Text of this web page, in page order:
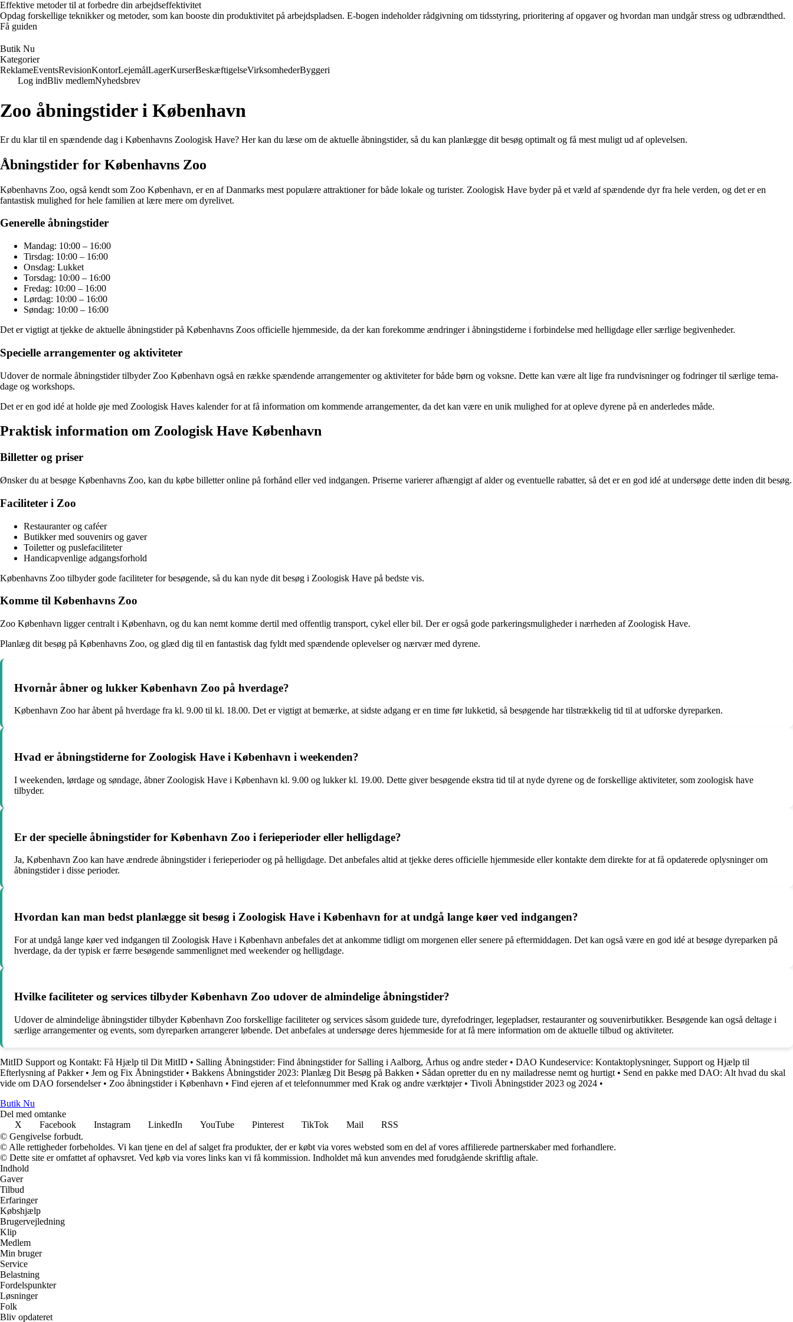
Effektive metoder til at forbedre din arbejdseffektivitet
Opdag forskellige teknikker og metoder, som kan booste din produktivitet på arbejdspladsen. E-bogen indeholder rådgivning om tidsstyring, prioritering af opgaver og hvordan man undgår stress og udbrændthed.
Få guiden
Butik Nu
Kategorier
ReklameEventsRevisionKontorLejemålLagerKurserBeskæftigelseVirksomhederByggeri
Log indBliv medlemNyhedsbrev
Zoo åbningstider i København
Er du klar til en spændende dag i Københavns Zoologisk Have? Her kan du læse om de aktuelle åbningstider, så du kan planlægge dit besøg optimalt og få mest muligt ud af oplevelsen.
Åbningstider for Københavns Zoo
Københavns Zoo, også kendt som Zoo København, er en af Danmarks mest populære attraktioner for både lokale og turister. Zoologisk Have byder på et væld af spændende dyr fra hele verden, og det er en
fantastisk mulighed for hele familien at lære mere om dyrelivet.
Generelle åbningstider
Mandag: 10:00 – 16:00
Tirsdag: 10:00 – 16:00
Onsdag: Lukket
Torsdag: 10:00 – 16:00
Fredag: 10:00 – 16:00
Lørdag: 10:00 – 16:00
Søndag: 10:00 – 16:00
Det er vigtigt at tjekke de aktuelle åbningstider på Københavns Zoos officielle hjemmeside, da der kan forekomme ændringer i åbningstiderne i forbindelse med helligdage eller særlige begivenheder.
Specielle arrangementer og aktiviteter
Udover de normale åbningstider tilbyder Zoo København også en række spændende arrangementer og aktiviteter for både børn og voksne. Dette kan være alt lige fra rundvisninger og fodringer til særlige tema-
dage og workshops.
Det er en god idé at holde øje med Zoologisk Haves kalender for at få information om kommende arrangementer, da det kan være en unik mulighed for at opleve dyrene på en anderledes måde.
Praktisk information om Zoologisk Have København
Billetter og priser
Ønsker du at besøge Københavns Zoo, kan du købe billetter online på forhånd eller ved indgangen. Priserne varierer afhængigt af alder og eventuelle rabatter, så det er en god idé at undersøge dette inden dit besøg.
Faciliteter i Zoo
Restauranter og caféer
Butikker med souvenirs og gaver
Toiletter og puslefaciliteter
Handicapvenlige adgangsforhold
Københavns Zoo tilbyder gode faciliteter for besøgende, så du kan nyde dit besøg i Zoologisk Have på bedste vis.
Komme til Københavns Zoo
Zoo København ligger centralt i København, og du kan nemt komme dertil med offentlig transport, cykel eller bil. Der er også gode parkeringsmuligheder i nærheden af Zoologisk Have.
Planlæg dit besøg på Københavns Zoo, og glæd dig til en fantastisk dag fyldt med spændende oplevelser og nærvær med dyrene.
Hvornår åbner og lukker København Zoo på hverdage?
København Zoo har åbent på hverdage fra kl. 9.00 til kl. 18.00. Det er vigtigt at bemærke, at sidste adgang er en time før lukketid, så besøgende har tilstrækkelig tid til at udforske dyreparken.
Hvad er åbningstiderne for Zoologisk Have i København i weekenden?
I weekenden, lørdage og søndage, åbner Zoologisk Have i København kl. 9.00 og lukker kl. 19.00. Dette giver besøgende ekstra tid til at nyde dyrene og de forskellige aktiviteter, som zoologisk have
tilbyder.
Er der specielle åbningstider for København Zoo i ferieperioder eller helligdage?
Ja, København Zoo kan have ændrede åbningstider i ferieperioder og på helligdage. Det anbefales altid at tjekke deres officielle hjemmeside eller kontakte dem direkte for at få opdaterede oplysninger om
åbningstider i disse perioder.
Hvordan kan man bedst planlægge sit besøg i Zoologisk Have i København for at undgå lange køer ved indgangen?
For at undgå lange køer ved indgangen til Zoologisk Have i København anbefales det at ankomme tidligt om morgenen eller senere på eftermiddagen. Det kan også være en god idé at besøge dyreparken på
hverdage, da der typisk er færre besøgende sammenlignet med weekender og helligdage.
Hvilke faciliteter og services tilbyder København Zoo udover de almindelige åbningstider?
Udover de almindelige åbningstider tilbyder København Zoo forskellige faciliteter og services såsom guidede ture, dyrefodringer, legepladser, restauranter og souvenirbutikker. Besøgende kan også deltage i
særlige arrangementer og events, som dyreparken arrangerer løbende. Det anbefales at undersøge deres hjemmeside for at få mere information om de aktuelle tilbud og aktiviteter.
MitID Support og Kontakt: Få Hjælp til Dit MitID • Salling Åbningstider: Find åbningstider for Salling i Aalborg, Århus og andre steder• DAO Kundeservice: Kontaktoplysninger, Support og Hjælp til
Efterlysning af Pakker• Jem og Fix Åbningstider• Bakkens Åbningstider 2023: Planlæg Dit Besøg på Bakken • Sådan opretter du en ny mailadresse nemt og hurtigt • Send en pakke med DAO: Alt hvad du skal
vide om DAO forsendelser• Zoo åbningstider i København • Find ejeren af et telefonnummer med Krak og andre værktøjer• Tivoli Åbningstider 2023 og 2024 •
Butik Nu
Del med omtanke
X
Facebook Instagram LinkedIn YouTube Pinterest TikTok Mail
RSS
© Gengivelse forbudt.
© Alle rettigheder forbeholdes. Vi kan tjene en del af salget fra produkter, der er købt via vores websted som en del af vores affilierede partnerskaber med forhandlere.
© Dette site er omfattet af ophavsret. Ved køb via vores links kan vi få kommission. Indholdet må kun anvendes med forudgående skriftlig aftale.
Indhold
Gaver
Tilbud
Erfaringer
Købshjælp
Brugervejledning
Klip
Medlem
Min bruger
Service
Belastning
Fordelspunkter
Løsninger
Folk
Bliv opdateret